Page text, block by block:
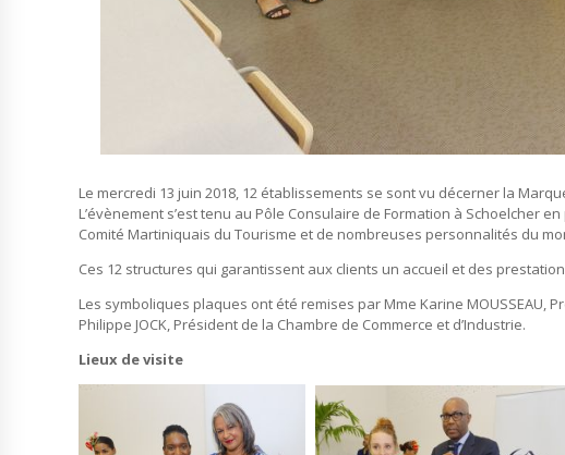
Le mercredi 13 juin 2018, 12 établissements se sont vu décerner la
L’évènement s’est tenu au Pôle Consulaire de Formation à Schoelcher
Comité Martiniquais du Tourisme et de nombreuses personnalités du
Ces 12 structures qui garantissent aux clients un accueil et des
Les symboliques plaques ont été remises par Mme Karine MOUSSEAU,
Philippe JOCK, Président de la Chambre de Commerce et d’Industrie.
Lieux de visite